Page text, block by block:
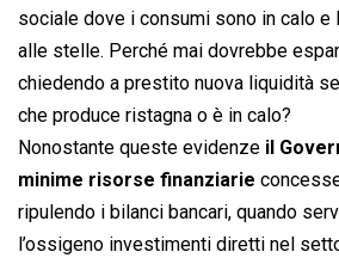
sociale dove i consumi sono in calo e
alle stelle. Perché mai dovrebbe
chiedendo a prestito nuova liquidità
che produce ristagna o è in calo?
Nonostante queste evidenze il
minime risorse finanziarie
ripulendo i bilanci bancari, quando
l’ossigeno investimenti diretti nel